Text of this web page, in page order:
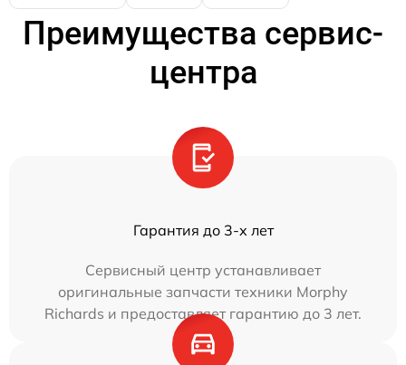
Преимущества сервис-
центра
Гарантия до 3-х лет
Сервисный центр устанавливает
оригинальные запчасти техники Morphy
Richards и предоставляет гарантию до 3 лет.